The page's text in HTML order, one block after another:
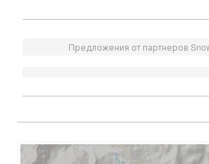
Предложения от партнеров